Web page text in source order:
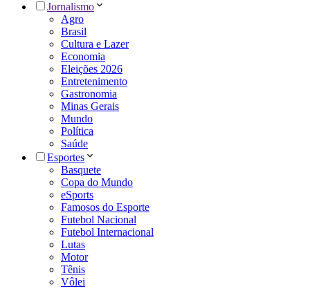
Jornalismo
Agro
Brasil
Cultura e Lazer
Economia
Eleições 2026
Entretenimento
Gastronomia
Minas Gerais
Mundo
Política
Saúde
Esportes
Basquete
Copa do Mundo
eSports
Famosos do Esporte
Futebol Nacional
Futebol Internacional
Lutas
Motor
Tênis
Vôlei